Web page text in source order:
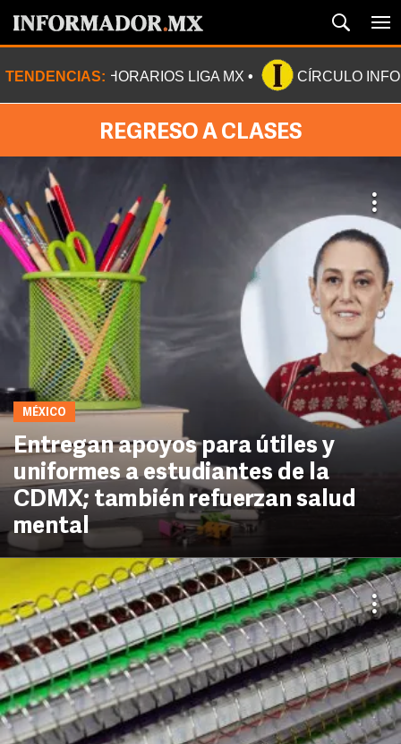
TENDENCIAS: HORARIOS LIGA MX CÍRCULO
REGRESO A CLASES
MÉXICO
Entregan apoyos para útiles y
uniformes a estudiantes de la
CDMX; también refuerzan salud
mental